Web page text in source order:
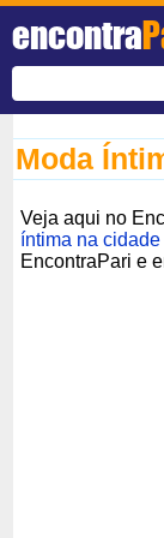
encontra
Moda
Veja aqui no
íntima na
EncontraPari e